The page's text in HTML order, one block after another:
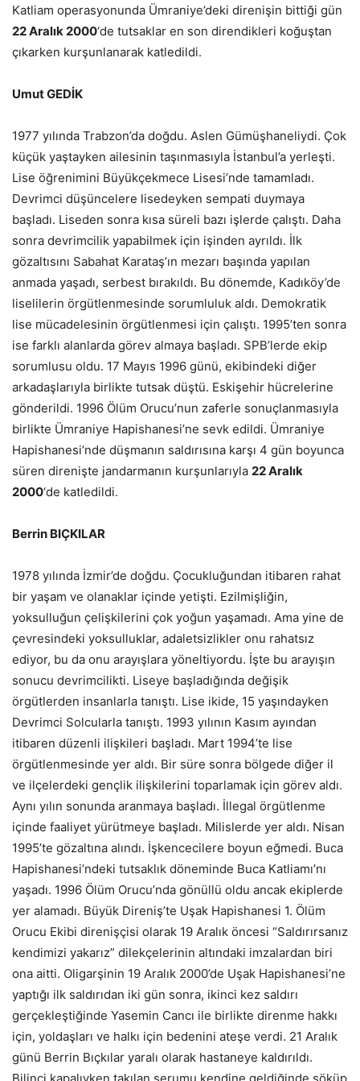
Katliam operasyonunda Ümraniye’deki direnişin bittiği gün
22 Aralık 2000‘de tutsaklar en son direndikleri koğuştan
çıkarken kurşunlanarak katledildi.
Umut GEDİK
1977 yılında Trabzon’da doğdu. Aslen Gümüşhaneliydi. Çok
küçük yaştayken ailesinin taşınmasıyla İstanbul’a yerleşti.
Lise öğrenimini Büyükçekmece Lisesi’nde tamamladı.
Devrimci düşüncelere lisedeyken sempati duymaya
başladı. Liseden sonra kısa süreli bazı işlerde çalıştı. Daha
sonra devrimcilik yapabilmek için işinden ayrıldı. İlk
gözaltısını Sabahat Karataş’ın mezarı başında yapılan
anmada yaşadı, serbest bırakıldı. Bu dönemde, Kadıköy’de
liselilerin örgütlenmesinde sorumluluk aldı. Demokratik
lise mücadelesinin örgütlenmesi için çalıştı. 1995’ten sonra
ise farklı alanlarda görev almaya başladı. SPB’lerde ekip
sorumlusu oldu. 17 Mayıs 1996 günü, ekibindeki diğer
arkadaşlarıyla birlikte tutsak düştü. Eskişehir hücrelerine
gönderildi. 1996 Ölüm Orucu’nun zaferle sonuçlanmasıyla
birlikte Ümraniye Hapishanesi’ne sevk edildi. Ümraniye
Hapishanesi’nde düşmanın saldırısına karşı 4 gün boyunca
süren direnişte jandarmanın kurşunlarıyla 22 Aralık
2000‘de katledildi.
Berrin BIÇKILAR
1978 yılında İzmir’de doğdu. Çocukluğundan itibaren rahat
bir yaşam ve olanaklar içinde yetişti. Ezilmişliğin,
yoksulluğun çelişkilerini çok yoğun yaşamadı. Ama yine de
çevresindeki yoksulluklar, adaletsizlikler onu rahatsız
ediyor, bu da onu arayışlara yöneltiyordu. İşte bu arayışın
sonucu devrimcilikti. Liseye başladığında değişik
örgütlerden insanlarla tanıştı. Lise ikide, 15 yaşındayken
Devrimci Solcularla tanıştı. 1993 yılının Kasım ayından
itibaren düzenli ilişkileri başladı. Mart 1994’te lise
örgütlenmesinde yer aldı. Bir süre sonra bölgede diğer il
ve ilçelerdeki gençlik ilişkilerini toparlamak için görev aldı.
Aynı yılın sonunda aranmaya başladı. İllegal örgütlenme
içinde faaliyet yürütmeye başladı. Milislerde yer aldı. Nisan
1995’te gözaltına alındı. İşkencecilere boyun eğmedi. Buca
Hapishanesi’ndeki tutsaklık döneminde Buca Katliamı’nı
yaşadı. 1996 Ölüm Orucu’nda gönüllü oldu ancak ekiplerde
yer alamadı. Büyük Direniş’te Uşak Hapishanesi 1. Ölüm
Orucu Ekibi direnişçisi olarak 19 Aralık öncesi “Saldırırsanız
kendimizi yakarız” dilekçelerinin altındaki imzalardan biri
ona aitti. Oligarşinin 19 Aralık 2000’de Uşak Hapishanesi’ne
yaptığı ilk saldırıdan iki gün sonra, ikinci kez saldırı
gerçekleştiğinde Yasemin Cancı ile birlikte direnme hakkı
için, yoldaşları ve halkı için bedenini ateşe verdi. 21 Aralık
günü Berrin Bıçkılar yaralı olarak hastaneye kaldırıldı.